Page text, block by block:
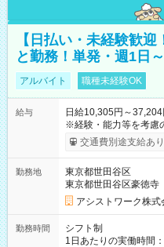
【日払い・未経験歓
と勤務！単発・週1日
アルバイト 職種未経験OK
給与
日給10,305円～37,204
※経験・能力等を考慮の上
間】試用期間なし
交通費別途支給あり
勤務地
東京都世田谷区
東京都世田谷区豪徳寺
アシストワーク株式
勤務時間
シフト制
1日あたりの実働時間